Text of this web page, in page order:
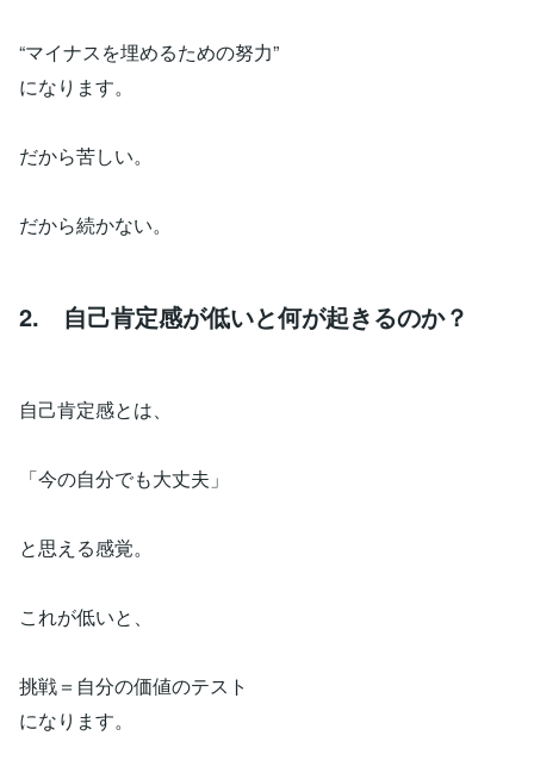
“マイナスを埋めるための努力”
になります。
だから苦しい。
だから続かない。
2. 自己肯定感が低いと何が起きるのか？
自己肯定感とは、
「今の自分でも大丈夫」
と思える感覚。
これが低いと、
挑戦＝自分の価値のテスト
になります。